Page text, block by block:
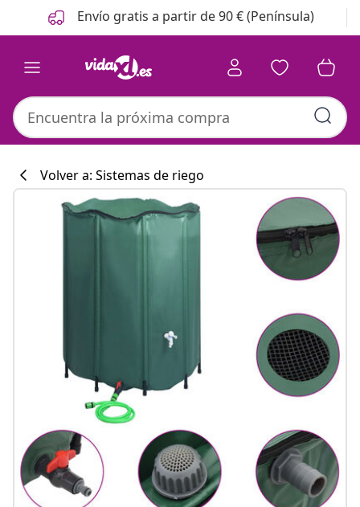
Anterior
Siguiente Envío gratis a partir de 90 € (Península)
Colección de
Volver a: Sistemas de riego